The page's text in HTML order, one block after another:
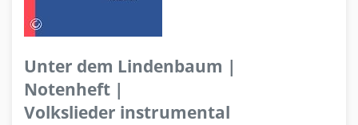
Unter dem Lindenbaum |
Notenheft |
Volkslieder instrumental